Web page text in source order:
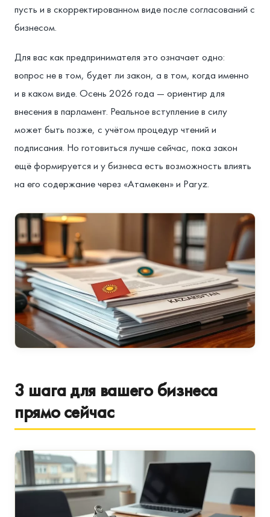
пусть и в скорректированном виде после согласований с
бизнесом.
Для вас как предпринимателя это означает одно:
вопрос не в том, будет ли закон, а в том, когда именно
и в каком виде. Осень 2026 года — ориентир для
внесения в парламент. Реальное вступление в силу
может быть позже, с учётом процедур чтений и
подписания. Но готовиться лучше сейчас, пока закон
ещё формируется и у бизнеса есть возможность влиять
на его содержание через «Атамекен» и Paryz.
3 шага для вашего бизнеса
прямо сейчас